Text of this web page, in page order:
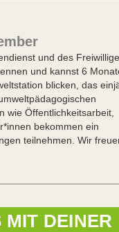
und des
und kannst 6
blicken, das
wie Öffentlichkeitsarbeit,
bekommen ein
teilnehmen. Wir
MIT DEINER